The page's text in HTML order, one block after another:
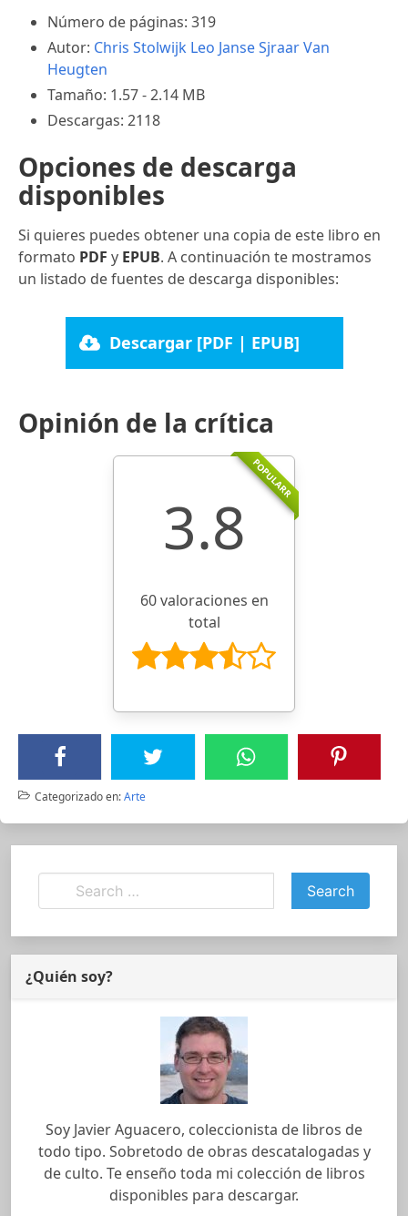
Número de páginas: 319
Autor: Chris Stolwijk Leo JanseSjraar Van
Heugten
Tamaño: 1.57 - 2.14 MB
Descargas: 2118
Opciones de descarga
disponibles
Si quieres puedes obtener una copia de este libro en
formato PDF y EPUB. A continuación te mostramos
un listado de fuentes de descarga disponibles:
Descargar [PDF | EPUB]
Opinión de la crítica
POPULARR
3.8
60 valoraciones en
total
Categorizado en:Arte
¿Quién soy?
Soy Javier Aguacero, coleccionista de libros de
todo tipo. Sobretodo de obras descatalogadas y
de culto. Te enseño toda mi colección de libros
disponibles para descargar.